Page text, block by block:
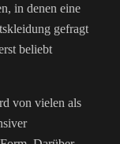
in denen eine
gefragt
beliebt
von vielen als